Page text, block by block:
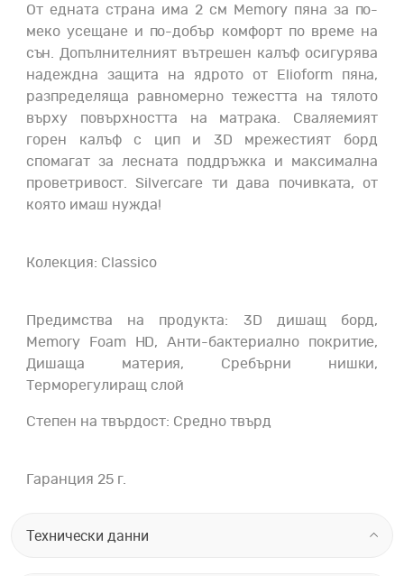
От едната страна има 2 см Memory пяна за по-
меко усещане и по-добър комфорт по време на
сън. Допълнителният вътрешен калъф осигурява
надеждна защита на ядрото от Elioform пяна,
разпределяща равномерно тежестта на тялото
върху повърхността на матрака. Сваляемият
горен калъф с цип и 3D мрежестият борд
спомагат за лесната поддръжка и максимална
проветривост. Silvercare ти дава почивката, от
която имаш нужда!
Колекция: Classico
Предимства на продукта: 3D дишащ борд,
Memory Foam HD, Анти-бактериално покритие,
Дишаща материя, Сребърни нишки,
Терморегулиращ слой
Степен на твърдост: Средно твърд
Гаранция 25 г.
Технически данни